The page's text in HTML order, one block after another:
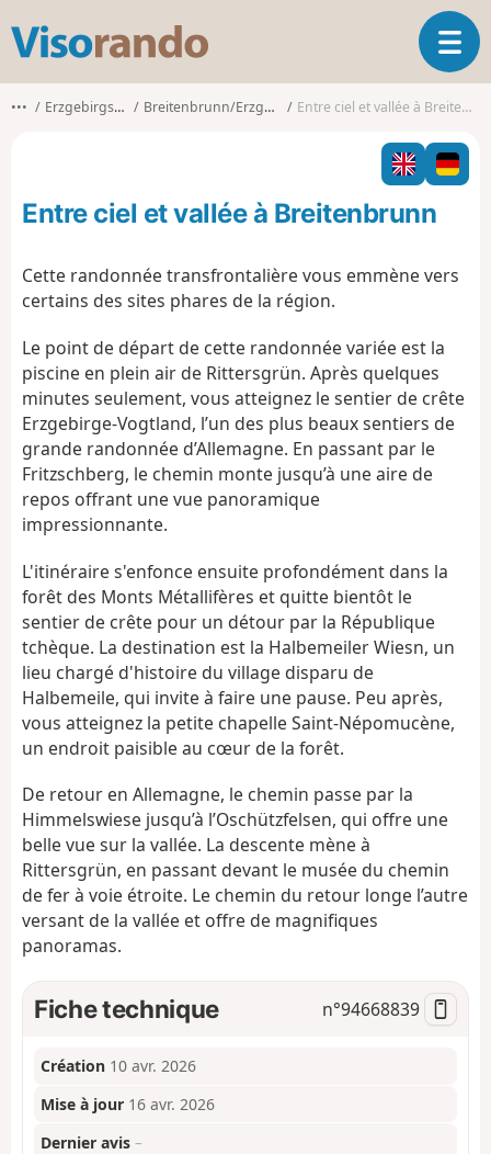
s
o
o
O
u
v
i
r
l
v
i
o
••• Erzgebirgskreis Breitenbrunn/Erzgebirge Entre ciel et vallée à Breitenbrunn
Entre ciel et vallée à Breitenbrunn
Cette randonnée transfrontalière vous emmène vers
certains des sites phares de la région.
Le point de départ de cette randonnée variée est la
piscine en plein air de Rittersgrün. Après quelques
minutes seulement, vous atteignez le sentier de crête
Erzgebirge-Vogtland, l’un des plus beaux sentiers de
grande randonnée d’Allemagne. En passant par le
Fritzschberg, le chemin monte jusqu’à une aire de
repos offrant une vue panoramique
impressionnante.
L'itinéraire s'enfonce ensuite profondément dans la
forêt des Monts Métallifères et quitte bientôt le
sentier de crête pour un détour par la République
tchèque. La destination est la Halbemeiler Wiesn, un
lieu chargé d'histoire du village disparu de
Halbemeile, qui invite à faire une pause. Peu après,
vous atteignez la petite chapelle Saint-Népomucène,
un endroit paisible au cœur de la forêt.
De retour en Allemagne, le chemin passe par la
Himmelswiese jusqu’à l’Oschützfelsen, qui offre une
belle vue sur la vallée. La descente mène à
Rittersgrün, en passant devant le musée du chemin
de fer à voie étroite. Le chemin du retour longe l’autre
versant de la vallée et offre de magnifiques
panoramas.
Fiche technique n°94668839
Création 10 avr. 2026
Mise à jour 16 avr. 2026
Dernier avis –